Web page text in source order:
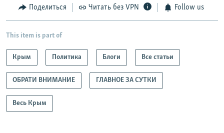
Поделиться Читать без VPN Follow us
This item is part of
Крым Политика Блоги Все статьи
ОБРАТИ ВНИМАНИЕ ГЛАВНОЕ ЗА СУТКИ
Весь Крым